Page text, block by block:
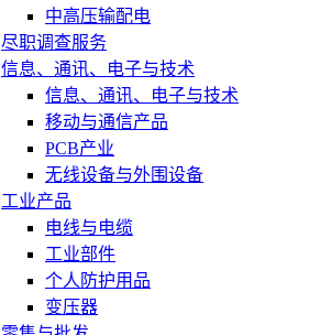
中高压输配电
尽职调查服务
信息、通讯、电子与技术
信息、通讯、电子与技术
移动与通信产品
PCB产业
无线设备与外围设备
工业产品
电线与电缆
工业部件
个人防护用品
变压器